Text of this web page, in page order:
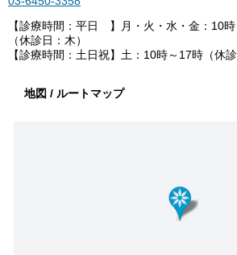
【診療時間：平日 】月・火・水・金：
（休診日：木）
【診療時間：土日祝】土：10時～17時（休診
地図 / ルートマップ